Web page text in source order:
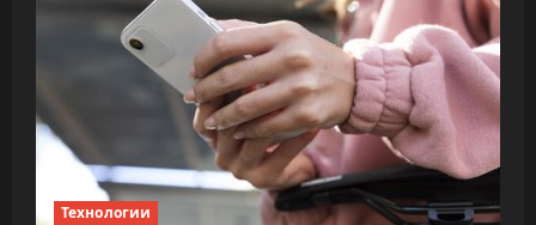
Технологии